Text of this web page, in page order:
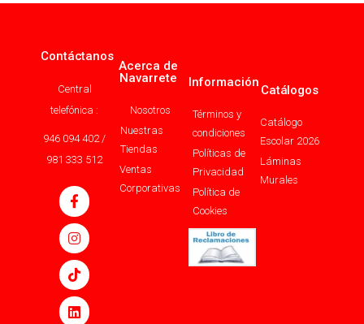
Contáctanos
Central
telefónica :
946 094 402 /
981 333 512
Acerca de
Navarrete
Nosotros
Nuestras
Tiendas
Ventas
Corporativas
Información
Términos y
condiciones
Políticas de
Privacidad
Política de
Cookies
Catálogos
Catálogo
Escolar 2026
Láminas
Murales